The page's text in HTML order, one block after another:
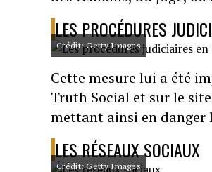
LES PROCÉDURES
Crédit: Getty Images
Cette mesure lui a été
Truth Social et sur le
mettant ainsi en danger
LES RÉSEAUX SOCIAUX
Crédit: Getty Images